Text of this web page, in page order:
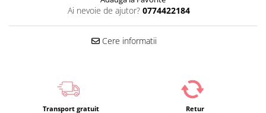
Ai nevoie de ajutor? 0774422184
Cere informatii
Transport gratuit Retur